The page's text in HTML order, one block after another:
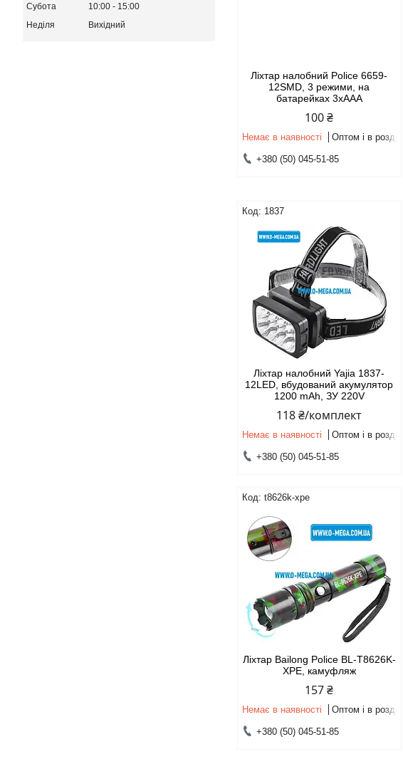
Ліхтар налобний Police 6659-
12SMD, 3 режими, на
батарейках 3xAAA
100 ₴
Немає в наявності Оптом і в роздріб
+380 (50) 045-51-85
1837
Ліхтар налобний Yajia 1837-
12LED, вбудований акумулятор
1200 mAh, ЗУ 220V
118 ₴/комплект
Немає в наявності Оптом і в роздріб
+380 (50) 045-51-85
t8626k-xpe
Ліхтар Bailong Police BL-T8626K-
XPE, камуфляж
157 ₴
Немає в наявності Оптом і в роздріб
+380 (50) 045-51-85
Субота
10:00
15:00
Неділя
Вихідний